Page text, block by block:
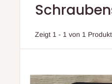
Zeigt 1 - 1 von 1